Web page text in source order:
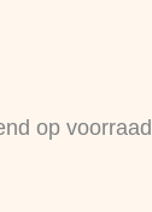
op voorraad